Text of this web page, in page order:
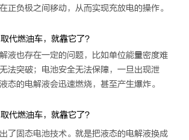
正负极之间移动，从而实现充放电的操作。
液也存在一定的问题，比如单位能量密度难
法突破；电池安全无法保障，一旦出现泄
态的电解液会迅速燃烧，甚至产生爆炸。
了固态电池技术。就是把液态的电解液换成